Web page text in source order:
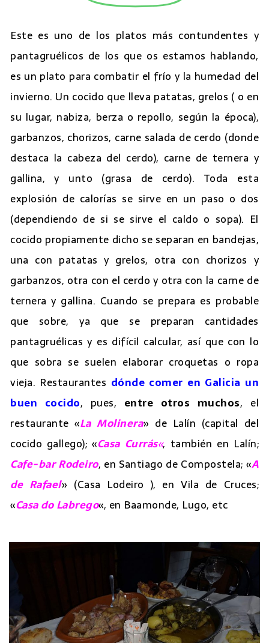
Este es uno de los platos más contundentes y
pantagruélicos de los que os estamos hablando,
es un plato para combatir el frío y la humedad del
invierno. Un cocido que lleva patatas, grelos ( o en
su lugar, nabiza, berza o repollo, según la época),
garbanzos, chorizos, carne salada de cerdo (donde
destaca la cabeza del cerdo), carne de ternera y
gallina, y unto (grasa de cerdo). Toda esta
explosión de calorías se sirve en un paso o dos
(dependiendo de si se sirve el caldo o sopa). El
cocido propiamente dicho se separan en bandejas,
una con patatas y grelos, otra con chorizos y
garbanzos, otra con el cerdo y otra con la carne de
ternera y gallina. Cuando se prepara es probable
que sobre, ya que se preparan cantidades
pantagruélicas y es difícil calcular, así que con lo
que sobra se suelen elaborar croquetas o ropa
vieja. Restaurantes dónde comer en Galicia un
buen cocido, pues, entre otros muchos, el
restaurante «La Molinera» de Lalín (capital del
cocido gallego); «Casa Currás«, también en Lalín;
Cafe-bar Rodeiro, en Santiago de Compostela; «A
de Rafael» (Casa Lodeiro ), en Vila de Cruces;
«Casa do Labrego«, en Baamonde, Lugo, etc